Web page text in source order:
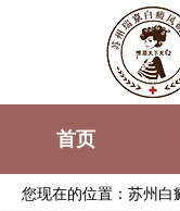
首页
您现在的位置： 苏州白